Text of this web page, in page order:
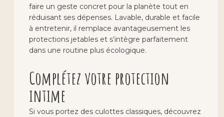
faire un geste concret pour la planète tout en
réduisant ses dépenses. Lavable, durable et facile
à entretenir, il remplace avantageusement les
protections jetables et s’intègre parfaitement
dans une routine plus écologique.
Complétez votre protection
intime
Si vous portez des culottes classiques, découvrez